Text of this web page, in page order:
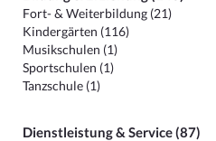
Fort- & Weiterbildung (21)
Kindergärten (116)
Musikschulen (1)
Sportschulen (1)
Tanzschule (1)
Dienstleistung & Service (87)